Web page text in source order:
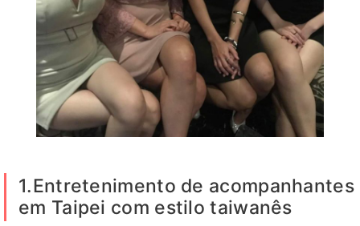
1.Entretenimento de acompanhantes
em Taipei com estilo taiwanês